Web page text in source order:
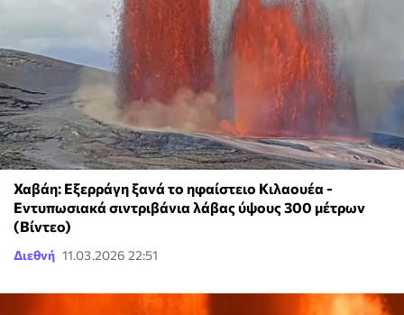
Χαβάη: Εξερράγη ξανά το ηφαίστειο Κιλαουέα -
Εντυπωσιακά σιντριβάνια λάβας ύψους 300 μέτρων
(Βίντεο)
Διεθνή 11.03.2026 22:51